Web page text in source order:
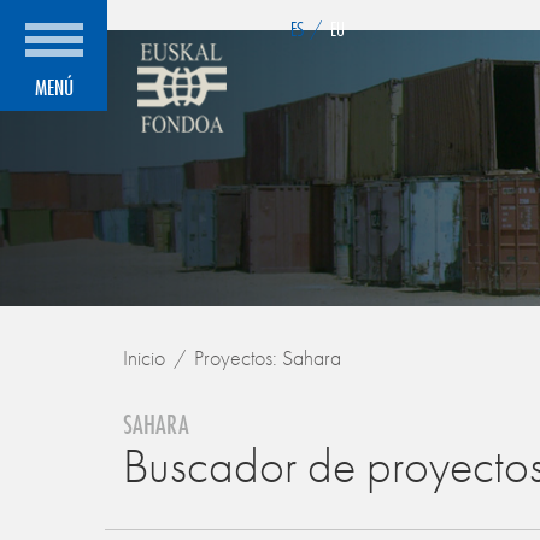
MENÚ
ES / EU
Inicio Proyectos: Sahara
SAHARA
Buscador de